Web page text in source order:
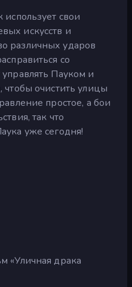
свои
искусств и
различных ударов
со
Пауком и
чтобы очистить улицы
простое, а бои
так что
уже сегодня!
«Уличная драка